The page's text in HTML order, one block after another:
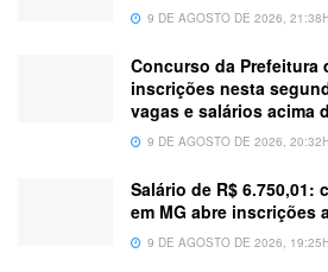
9 DE AGOSTO DE 2026,
Concurso da Prefeitura
inscrições nesta
vagas e salários acima
9 DE AGOSTO DE 2026,
Salário de R$ 6.750,01:
em MG abre inscrições
9 DE AGOSTO DE 2026,